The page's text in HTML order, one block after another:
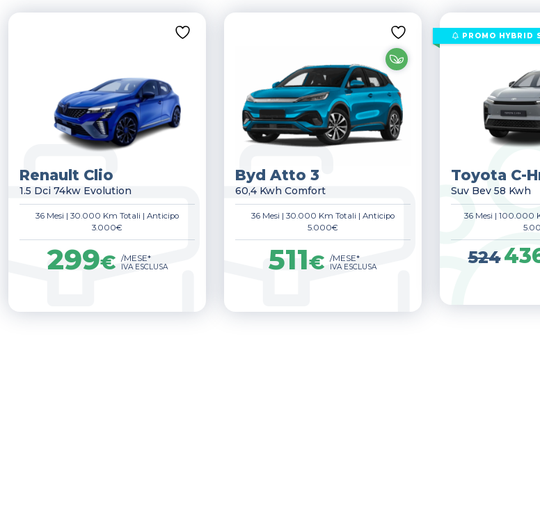
Renault Clio
1.5 Dci 74kw Evolution
36 Mesi | 30.000 Km Totali | Anticipo
3.000€
299€ /MESE*
IVA ESCLUSA
Byd Atto 3
60,4 Kwh Comfort
36 Mesi | 30.000 Km Totali | Anticipo
5.000€
511€ /MESE*
IVA ESCLUSA
Toyota C-
Suv Bev 58 Kwh
36 Mesi | 100.000
524 Il
prezzo
PROMO HYBRID